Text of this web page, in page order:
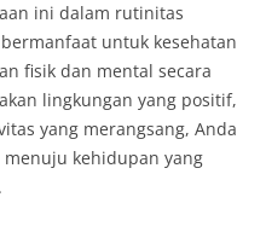
ini dalam rutinitas
untuk kesehatan
fisik dan mental secara
lingkungan yang positif,
yang merangsang, Anda
kehidupan yang